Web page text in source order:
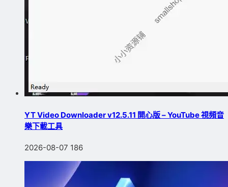
YT Video Downloader v12.5.11 開心版 – YouTube 視頻音
樂下載工具
2026-08-07 186